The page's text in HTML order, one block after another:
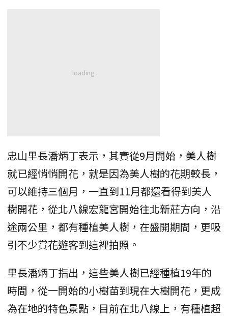
忠山里長潘炳丁表示，其實從9月開始，美人樹
就已經悄悄開花，就是因為美人樹的花期較長，
可以維持三個月，一直到11月都還看得到美人
樹開花，從北八線宏龍宮開始往北新莊方向，沿
途兩公里，都有種植美人樹，在盛開期間，更吸
引不少賞花遊客到這裡拍照。
里長潘炳丁指出，這些美人樹已經種植19年的
時間，從一開始的小樹苗到現在大樹開花，更成
為在地的特色景點，目前在北八線上，有種植超